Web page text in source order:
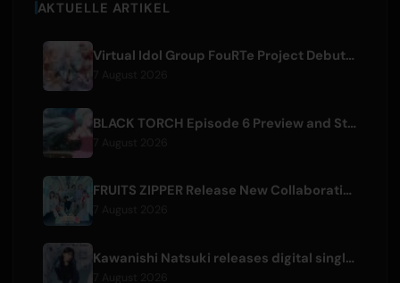
AKTUELLE ARTIKEL
Virtual Idol Group FouRTe Project Debuts with 'ALL IN' Album Produced by m-flo's ☆Taku Takahashi
BLACK TORCH Episode 6 Preview and Streaming Details
FRUITS ZIPPER Release New Collaboration Song '1,2,3,FOOOOUR'
Kawanishi Natsuki releases digital single 'Sayonara wa Ichiban Kirei na Atashi de'